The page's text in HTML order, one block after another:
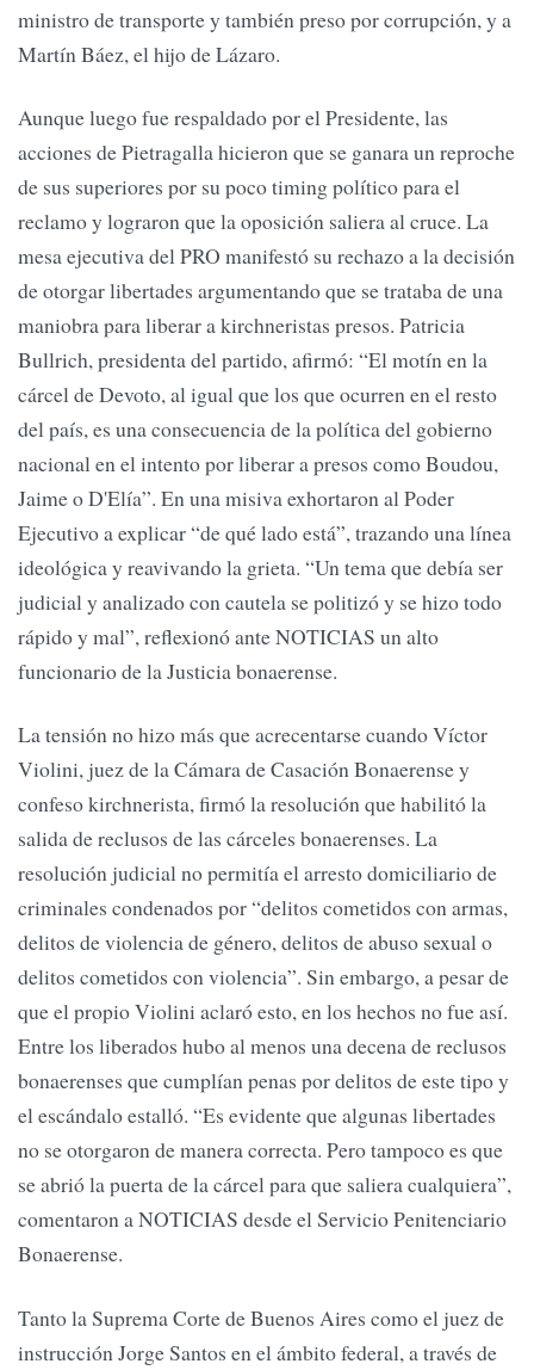
ministro de transporte y también preso por corrupción, y a
Martín Báez, el hijo de Lázaro.
Aunque luego fue respaldado por el Presidente, las
acciones de Pietragalla hicieron que se ganara un reproche
de sus superiores por su poco timing político para el
reclamo y lograron que la oposición saliera al cruce. La
mesa ejecutiva del PRO manifestó su rechazo a la decisión
de otorgar libertades argumentando que se trataba de una
maniobra para liberar a kirchneristas presos. Patricia
Bullrich, presidenta del partido, afirmó: “El motín en la
cárcel de Devoto, al igual que los que ocurren en el resto
del país, es una consecuencia de la política del gobierno
nacional en el intento por liberar a presos como Boudou,
Jaime o D'Elía”. En una misiva exhortaron al Poder
Ejecutivo a explicar “de qué lado está”, trazando una línea
ideológica y reavivando la grieta. “Un tema que debía ser
judicial y analizado con cautela se politizó y se hizo todo
rápido y mal”, reflexionó ante NOTICIAS un alto
funcionario de la Justicia bonaerense.
La tensión no hizo más que acrecentarse cuando Víctor
Violini, juez de la Cámara de Casación Bonaerense y
confeso kirchnerista, firmó la resolución que habilitó la
salida de reclusos de las cárceles bonaerenses. La
resolución judicial no permitía el arresto domiciliario de
criminales condenados por “delitos cometidos con armas,
delitos de violencia de género, delitos de abuso sexual o
delitos cometidos con violencia”. Sin embargo, a pesar de
que el propio Violini aclaró esto, en los hechos no fue así.
Entre los liberados hubo al menos una decena de reclusos
bonaerenses que cumplían penas por delitos de este tipo y
el escándalo estalló. “Es evidente que algunas libertades
no se otorgaron de manera correcta. Pero tampoco es que
se abrió la puerta de la cárcel para que saliera cualquiera”,
comentaron a NOTICIAS desde el Servicio Penitenciario
Bonaerense.
Tanto la Suprema Corte de Buenos Aires como el juez de
instrucción Jorge Santos en el ámbito federal, a través de